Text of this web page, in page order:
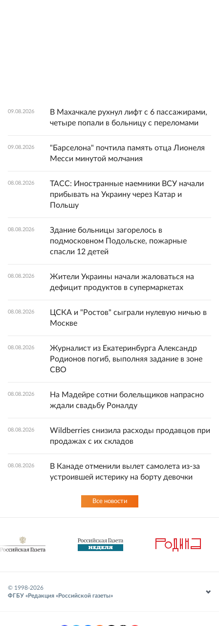
09.08.2026
В Махачкале рухнул лифт с 6 пассажирами,
четыре попали в больницу с переломами
09.08.2026
"Барселона" почтила память отца Лионеля
Месси минутой молчания
08.08.2026
ТАСС: Иностранные наемники ВСУ начали
прибывать на Украину через Катар и
Польшу
08.08.2026
Здание больницы загорелось в
подмосковном Подольске, пожарные
спасли 12 детей
08.08.2026
Жители Украины начали жаловаться на
дефицит продуктов в супермаркетах
08.08.2026
ЦСКА и "Ростов" сыграли нулевую ничью в
Москве
08.08.2026
Журналист из Екатеринбурга Александр
Родионов погиб, выполняя задание в зоне
СВО
08.08.2026
На Мадейре сотни болельщиков напрасно
ждали свадьбу Роналду
08.08.2026
Wildberries снизила расходы продавцов при
продажах с их складов
08.08.2026
В Канаде отменили вылет самолета из-за
устроившей истерику на борту девочки
Все новости
© 1998-2026
ФГБУ «Редакция «Российской газеты»